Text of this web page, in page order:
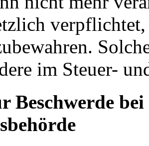
im Steuer-
Beschwerde